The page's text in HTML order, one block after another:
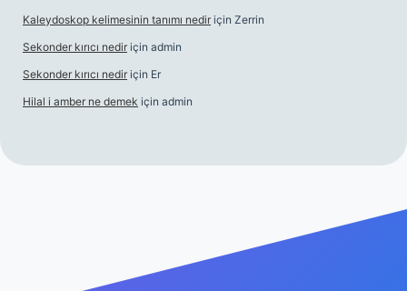
Kaleydoskop kelimesinin tanımı nedir için Zerrin
Sekonder kırıcı nedir için admin
Sekonder kırıcı nedir için Er
Hilal i amber ne demek için admin